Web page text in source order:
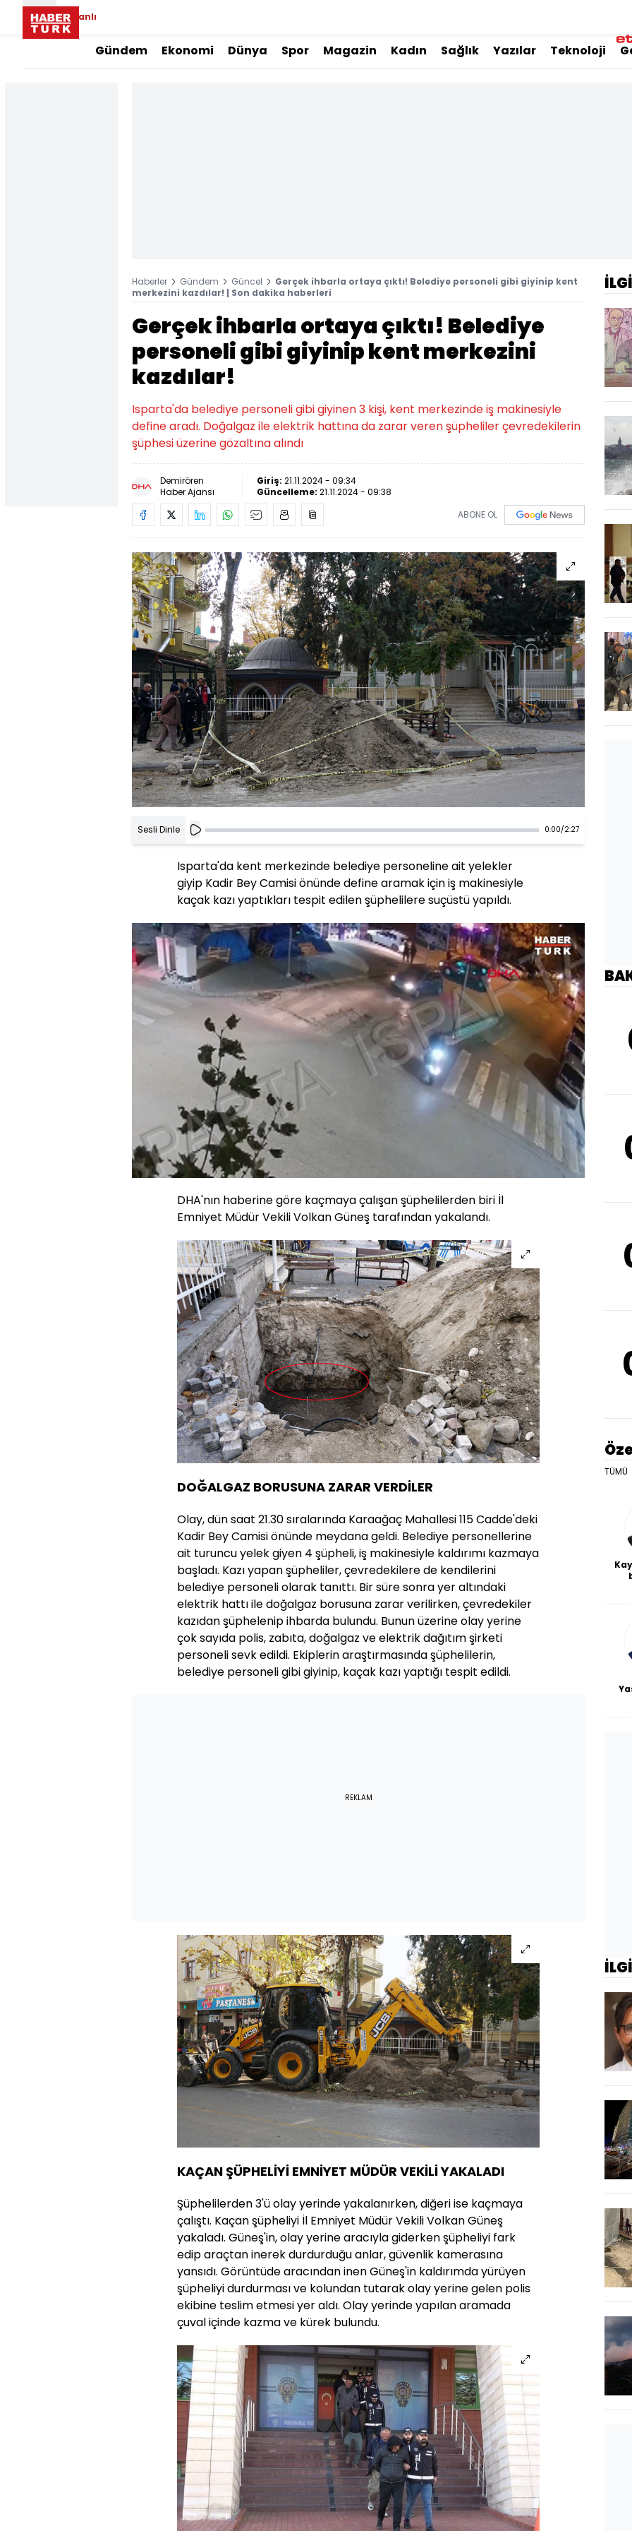
Canlı
Gündem Ekonomi Dünya Spor Magazin Kadın Sağlık Yazılar Teknoloji
Haberler Gündem Güncel
Gerçek ihbarla ortaya çıktı! Belediye personeli gibi giyinip kent
merkezini kazdılar! | Son dakika haberleri
Gerçek ihbarla ortaya çıktı! Belediye
personeli gibi giyinip kent merkezini
kazdılar!
Isparta'da belediye personeli gibi giyinen 3 kişi, kent merkezinde iş makinesiyle
define aradı. Doğalgaz ile elektrik hattına da zarar veren şüpheliler çevredekilerin
şüphesi üzerine gözaltına alındı
Demirören
Haber Ajansı
Giriş: 21.11.2024 - 09:34
Güncelleme: 21.11.2024 - 09:38
ABONE OL
Sesli Dinle 0:00/2:27
Isparta'da kent merkezinde belediye personeline ait yelekler
giyip Kadir Bey Camisi önünde define aramak için iş makinesiyle
kaçak kazı yaptıkları tespit edilen şüphelilere suçüstü yapıldı.
Sesi
Aç
Yüklendi
55.06%
Hızı
DHA'nın haberine göre kaçmaya çalışan şüphelilerden biri İl
Emniyet Müdür Vekili Volkan Güneş tarafından yakalandı.
DOĞALGAZ BORUSUNA ZARAR VERDİLER
Olay, dün saat 21.30 sıralarında Karaağaç Mahallesi 115 Cadde'deki
Kadir Bey Camisi önünde meydana geldi. Belediye personellerine
ait turuncu yelek giyen 4 şüpheli, iş makinesiyle kaldırımı kazmaya
başladı. Kazı yapan şüpheliler, çevredekilere de kendilerini
belediye personeli olarak tanıttı. Bir süre sonra yer altındaki
elektrik hattı ile doğalgaz borusuna zarar verilirken, çevredekiler
kazıdan şüphelenip ihbarda bulundu. Bunun üzerine olay yerine
çok sayıda polis, zabıta, doğalgaz ve elektrik dağıtım şirketi
personeli sevk edildi. Ekiplerin araştırmasında şüphelilerin,
belediye personeli gibi giyinip, kaçak kazı yaptığı tespit edildi.
REKLAM
KAÇAN ŞÜPHELİYİ EMNİYET MÜDÜR VEKİLİ YAKALADI
Şüphelilerden 3'ü olay yerinde yakalanırken, diğeri ise kaçmaya
çalıştı. Kaçan şüpheliyi İl Emniyet Müdür Vekili Volkan Güneş
yakaladı. Güneş'in, olay yerine aracıyla giderken şüpheliyi fark
edip araçtan inerek durdurduğu anlar, güvenlik kamerasına
yansıdı. Görüntüde aracından inen Güneş'in kaldırımda yürüyen
şüpheliyi durdurması ve kolundan tutarak olay yerine gelen polis
ekibine teslim etmesi yer aldı. Olay yerinde yapılan aramada
çuval içinde kazma ve kürek bulundu.
TÜMÜ